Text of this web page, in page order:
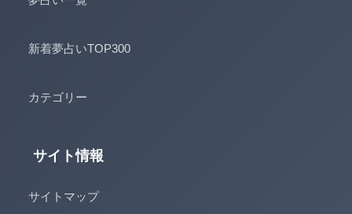
新着夢占いTOP300
カテゴリー
サイト情報
サイトマップ